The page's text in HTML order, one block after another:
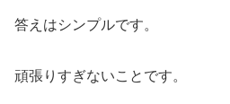
答えはシンプルです。
頑張りすぎないことです。